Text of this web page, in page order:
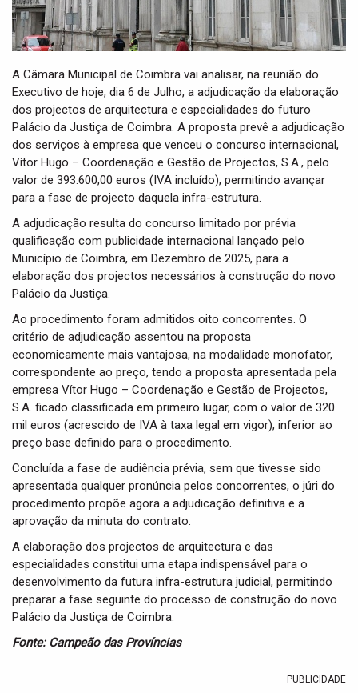
A Câmara Municipal de Coimbra vai analisar, na reunião do
Executivo de hoje, dia 6 de Julho, a adjudicação da elaboração
dos projectos de arquitectura e especialidades do futuro
Palácio da Justiça de Coimbra. A proposta prevê a adjudicação
dos serviços à empresa que venceu o concurso internacional,
Vítor Hugo – Coordenação e Gestão de Projectos, S.A., pelo
valor de 393.600,00 euros (IVA incluído), permitindo avançar
para a fase de projecto daquela infra-estrutura.
A adjudicação resulta do concurso limitado por prévia
qualificação com publicidade internacional lançado pelo
Município de Coimbra, em Dezembro de 2025, para a
elaboração dos projectos necessários à construção do novo
Palácio da Justiça.
Ao procedimento foram admitidos oito concorrentes. O
critério de adjudicação assentou na proposta
economicamente mais vantajosa, na modalidade monofator,
correspondente ao preço, tendo a proposta apresentada pela
empresa Vítor Hugo – Coordenação e Gestão de Projectos,
S.A. ficado classificada em primeiro lugar, com o valor de 320
mil euros (acrescido de IVA à taxa legal em vigor), inferior ao
preço base definido para o procedimento.
Concluída a fase de audiência prévia, sem que tivesse sido
apresentada qualquer pronúncia pelos concorrentes, o júri do
procedimento propõe agora a adjudicação definitiva e a
aprovação da minuta do contrato.
A elaboração dos projectos de arquitectura e das
especialidades constitui uma etapa indispensável para o
desenvolvimento da futura infra-estrutura judicial, permitindo
preparar a fase seguinte do processo de construção do novo
Palácio da Justiça de Coimbra.
Fonte: Campeão das Províncias
PUBLICIDADE